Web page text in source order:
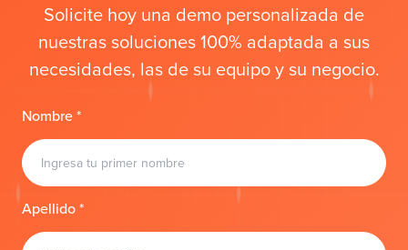
Solicite hoy una demo personalizada de
nuestras soluciones 100% adaptada a sus
necesidades, las de su equipo y su negocio.
Nombre *
Apellido *